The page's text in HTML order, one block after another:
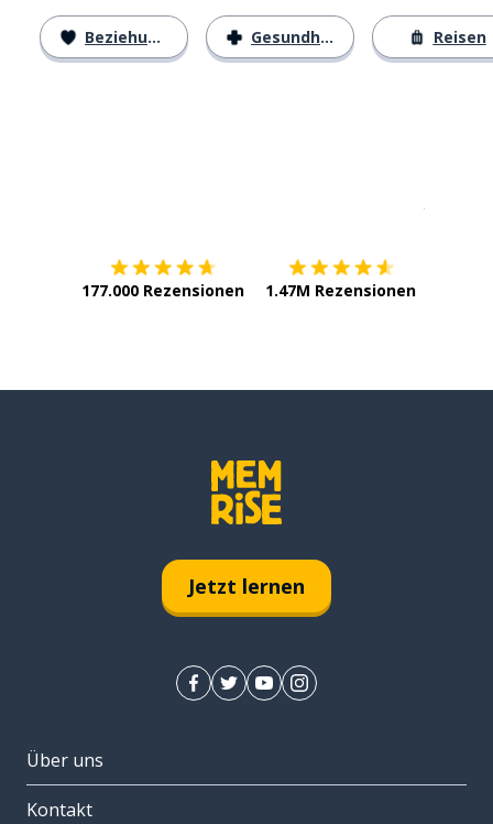
Beziehungen Gesundheit Reisen
177.000 Rezensionen 1.47M Rezensionen
Jetzt lernen
Über uns
Kontakt